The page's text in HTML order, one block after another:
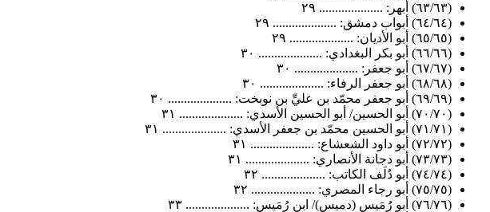
(٦٣/٦٣) أبهر: .................... ٢٩
(٦٤/٦٤) أبواب دمشق: .................... ٢٩
(٦٥/٦٥) أبو الأديان: .................... ٢٩
(٦٦/٦٦) أبو بكر البغدادي: .................... ٣٠
(٦٧/٦٧) أبو جعفر: .................... ٣٠
(٦٨/٦٨) أبو جعفر الرفاء: .................... ٣٠
(٦٩/٦٩) أبو جعفر محمّد بن عليِّ بن نوبخت: .................... ٣٠
(٧٠/٧٠) أبو الحسين/ أبو الحسين الأسدي: .................... ٣١
(٧١/٧١) أبو الحسين محمّد بن جعفر الأسدي: .................... ٣١
(٧٢/٧٢) أبو داود الشعشاع: .................... ٣١
(٧٣/٧٣) أبو دجانة الأنصاري: .................... ٣١
(٧٤/٧٤) أبو دُلَف الكاتب: .................... ٣٢
(٧٥/٧٥) أبو رجاء المصري: .................... ٣٢
(٧٦/٧٦) أبو رُمَيس (دميس)/ ابن رُمَيس: .................... ٣٣